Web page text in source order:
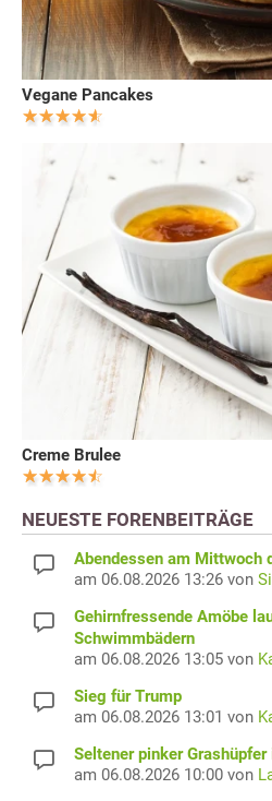
Vegane Pancakes
Creme Brulee
NEUESTE FORENBEITRÄGE
Abendessen am Mittwoch
am 06.08.2026 13:26 von
Gehirnfressende Amöbe
Schwimmbädern
am 06.08.2026 13:05 von
Sieg für Trump
am 06.08.2026 13:01 von
Seltener pinker
am 06.08.2026 10:00 von